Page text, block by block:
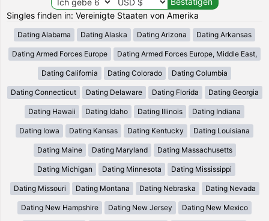
Singles finden in: Vereinigte Staaten von Amerika
Dating Alabama Dating Alaska Dating Arizona Dating Arkansas
Dating Armed Forces Europe Dating Armed Forces Europe, Middle East,
Dating California Dating Colorado Dating Columbia
Dating Connecticut Dating Delaware Dating Florida Dating Georgia
Dating Hawaii Dating Idaho Dating Illinois Dating Indiana
Dating Iowa Dating Kansas Dating Kentucky Dating Louisiana
Dating Maine Dating Maryland Dating Massachusetts
Dating Michigan Dating Minnesota Dating Mississippi
Dating Missouri Dating Montana Dating Nebraska Dating Nevada
Dating New Hampshire Dating New Jersey Dating New Mexico